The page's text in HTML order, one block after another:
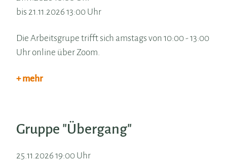
bis 21.11.2026 13:00 Uhr
Die Arbeitsgrupe trifft sich amstags von 10:00 - 13:00
Uhr online über Zoom.
+ mehr
Gruppe "Übergang"
25.11.2026 19:00 Uhr